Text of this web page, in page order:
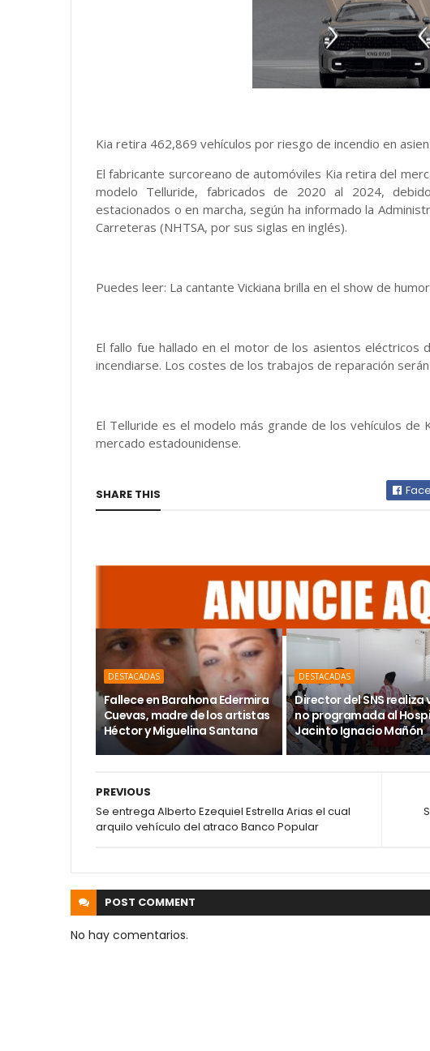
Kia retira 462,869 vehículos por riesgo de incendio en
El fabricante surcoreano de automóviles Kia retira del
modelo Telluride, fabricados de 2020 al 2024,
estacionados o en marcha, según ha informado la
Carreteras (NHTSA, por sus siglas en inglés).
Puedes leer: La cantante Vickiana brilla en el show de
El fallo fue hallado en el motor de los asientos eléctricos
incendiarse. Los costes de los trabajos de reparación
El Telluride es el modelo más grande de los vehículos de
mercado estadounidense.
SHARE THIS
DESTACADAS
Fallece en Barahona Edermira
Cuevas, madre de los artistas
Héctor y Miguelina Santana
DESTACADAS
Director del SNS realiza
no programada al
Jacinto Ignacio Mañón
PREVIOUS
Se entrega Alberto Ezequiel Estrella Arias el cual
arquilo vehículo del atraco Banco Popular
POST COMMENT
No hay comentarios.